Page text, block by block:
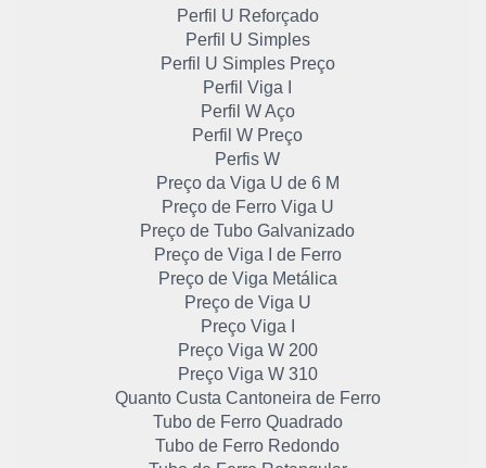
Perfil U Reforçado
Perfil U Simples
Perfil U Simples Preço
Perfil Viga I
Perfil W Aço
Perfil W Preço
Perfis W
Preço da Viga U de 6 M
Preço de Ferro Viga U
Preço de Tubo Galvanizado
Preço de Viga I de Ferro
Preço de Viga Metálica
Preço de Viga U
Preço Viga I
Preço Viga W 200
Preço Viga W 310
Quanto Custa Cantoneira de Ferro
Tubo de Ferro Quadrado
Tubo de Ferro Redondo